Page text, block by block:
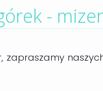
-
zapraszamy